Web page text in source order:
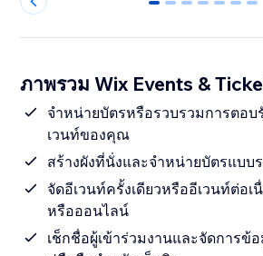
0 1 2 3 4 5 6
ภาพรวม Wix Events &
จำหน่ายบัตรหรือรวบรวมการตอ
เวนท์ของคุณ
สร้างผังที่นั่งและจำหน่ายบัตรแบบ
จัดอีเวนท์ครั้งเดียวหรืออีเวนท์ต่อเ
หรือออนไลน์
เช็กชื่อผู้เข้าร่วมงานและจัดการข้